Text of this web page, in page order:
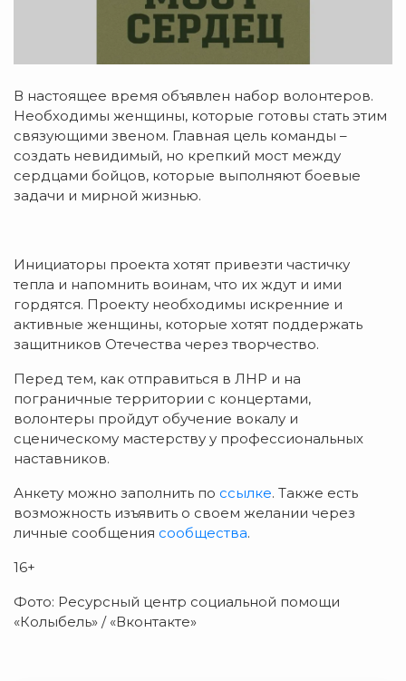
В настоящее время объявлен набор волонтеров.
Необходимы женщины, которые готовы стать этим
связующими звеном. Главная цель команды –
создать невидимый, но крепкий мост между
сердцами бойцов, которые выполняют боевые
задачи и мирной жизнью.
Инициаторы проекта хотят привезти частичку
тепла и напомнить воинам, что их ждут и ими
гордятся. Проекту необходимы искренние и
активные женщины, которые хотят поддержать
защитников Отечества через творчество.
Перед тем, как отправиться в ЛНР и на
пограничные территории с концертами,
волонтеры пройдут обучение вокалу и
сценическому мастерству у профессиональных
наставников.
Анкету можно заполнить по ссылке. Также есть
возможность изъявить о своем желании через
личные сообщения сообщества.
16+
Фото: Ресурсный центр социальной помощи
«Колыбель» / «Вконтакте»